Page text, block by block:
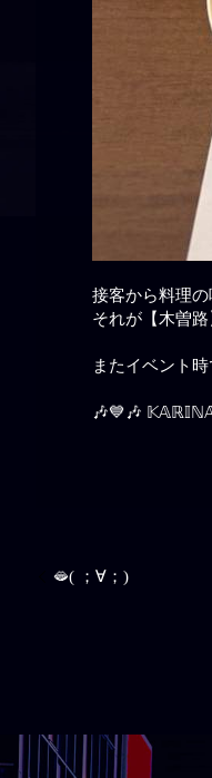
接客から料理
それが【木曽路
またイベント
🎶💙🎶
🫦( ；∀；)